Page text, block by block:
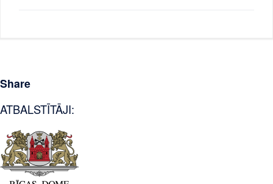
Share
ATBALSTĪTĀJI: